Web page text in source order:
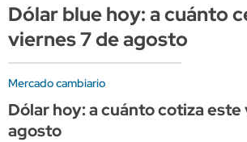
Dólar blue hoy: a cuánto
viernes 7 de agosto
Mercado cambiario
Dólar hoy: a cuánto cotiza este
agosto